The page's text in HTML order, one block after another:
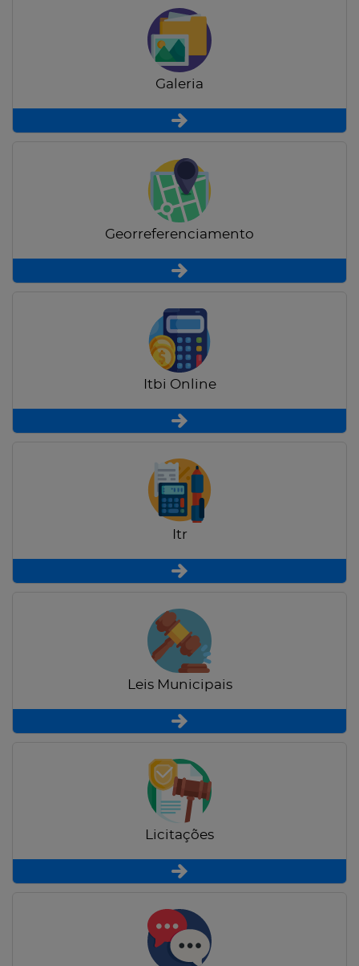
Galeria
Georreferenciamento
Itbi Online
Itr
Leis Municipais
Licitações